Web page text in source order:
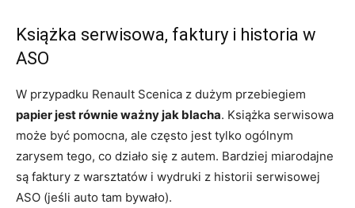
Książka serwisowa, faktury i historia w
ASO
W przypadku Renault Scenica z dużym przebiegiem
papier jest równie ważny jak blacha. Książka serwisowa
może być pomocna, ale często jest tylko ogólnym
zarysem tego, co działo się z autem. Bardziej miarodajne
są faktury z warsztatów i wydruki z historii serwisowej
ASO (jeśli auto tam bywało).